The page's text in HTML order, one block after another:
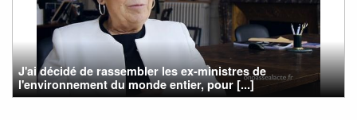
J'ai décidé de rassembler les ex-ministres de
l'environnement du monde entier, pour [...]